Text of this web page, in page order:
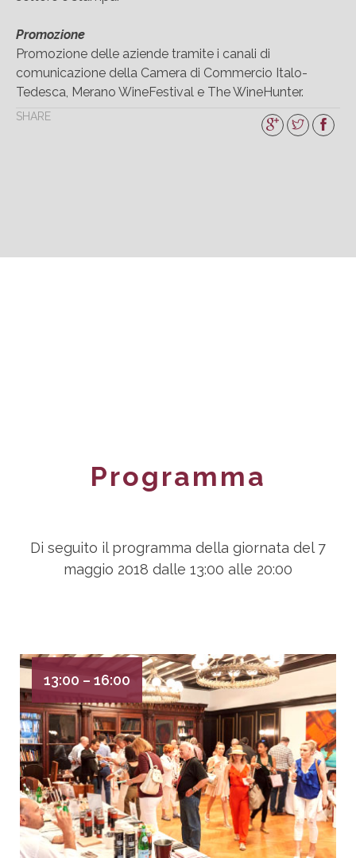
Promozione
Promozione delle aziende tramite i canali di
comunicazione della Camera di Commercio Italo-
Tedesca, Merano WineFestival e The WineHunter.
SHARE
Programma
Di seguito il programma della giornata del 7
maggio 2018 dalle 13:00 alle 20:00
13:00 – 16:00